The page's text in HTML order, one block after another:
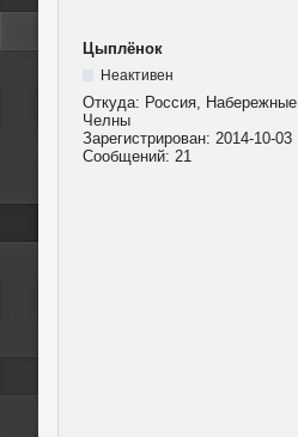
Цыплёнок
Неактивен
Откуда: Россия, Набережные
Челны
Зарегистрирован: 2014-10-03
Сообщений: 21